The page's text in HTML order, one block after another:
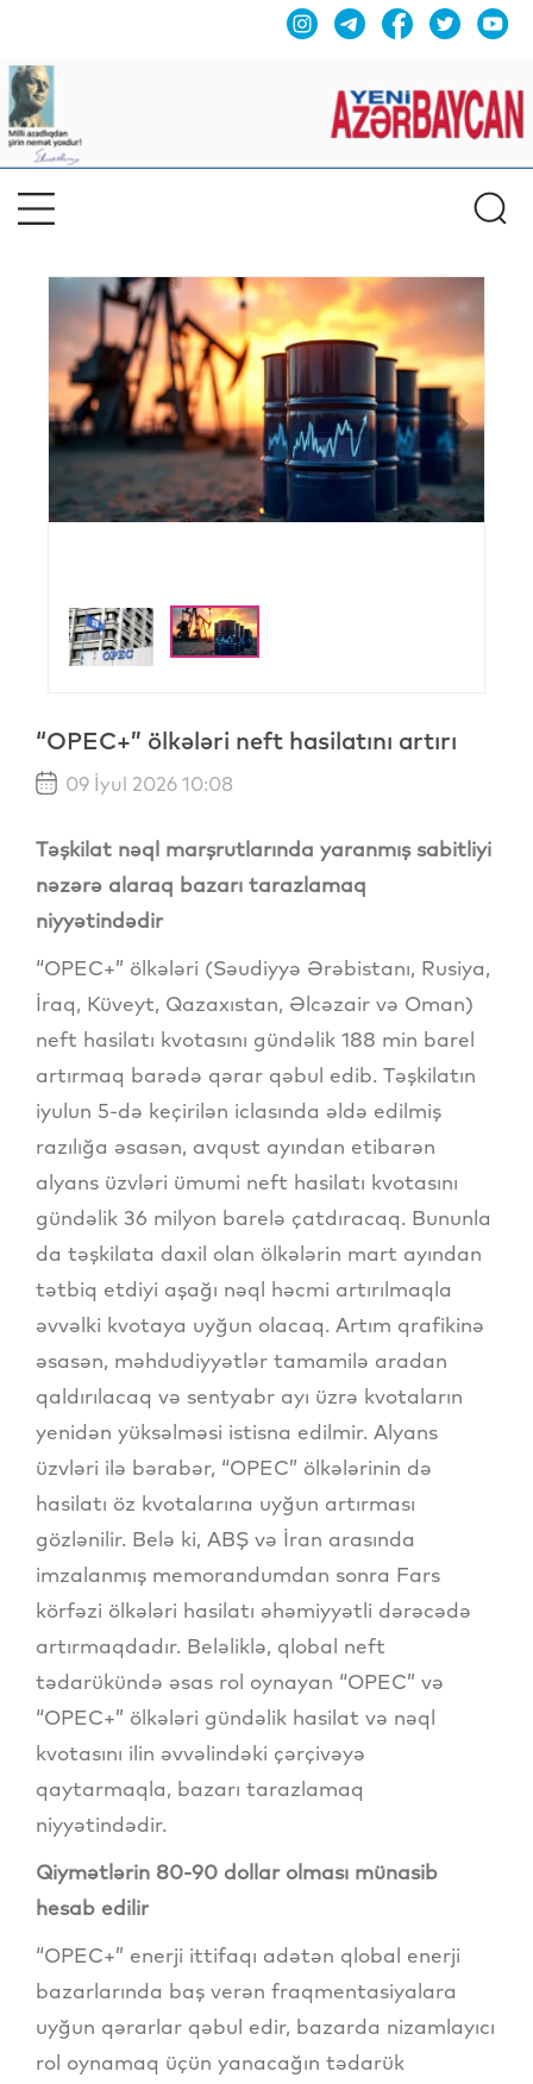
Previous
“OPEC+” ölkələri neft hasilatını artırı
09 İyul 2026 10:08
Təşkilat nəql marşrutlarında yaranmış sabitliyi
nəzərə alaraq bazarı tarazlamaq
niyyətindədir
“OPEC+” ölkələri (Səudiyyə Ərəbistanı, Rusiya,
İraq, Küveyt, Qazaxıstan, Əlcəzair və Oman)
neft hasilatı kvotasını gündəlik 188 min barel
artırmaq barədə qərar qəbul edib. Təşkilatın
iyulun 5-də keçirilən iclasında əldə edilmiş
razılığa əsasən, avqust ayından etibarən
alyans üzvləri ümumi neft hasilatı kvotasını
gündəlik 36 milyon barelə çatdıracaq. Bununla
da təşkilata daxil olan ölkələrin mart ayından
tətbiq etdiyi aşağı nəql həcmi artırılmaqla
əvvəlki kvotaya uyğun olacaq. Artım qrafikinə
əsasən, məhdudiyyətlər tamamilə aradan
qaldırılacaq və sentyabr ayı üzrə kvotaların
yenidən yüksəlməsi istisna edilmir. Alyans
üzvləri ilə bərabər, “OPEC” ölkələrinin də
hasilatı öz kvotalarına uyğun artırması
gözlənilir. Belə ki, ABŞ və İran arasında
imzalanmış memorandumdan sonra Fars
körfəzi ölkələri hasilatı əhəmiyyətli dərəcədə
artırmaqdadır. Beləliklə, qlobal neft
tədarükündə əsas rol oynayan “OPEC” və
“OPEC+” ölkələri gündəlik hasilat və nəql
kvotasını ilin əvvəlindəki çərçivəyə
qaytarmaqla, bazarı tarazlamaq
niyyətindədir.
Qiymətlərin 80-90 dollar olması münasib
hesab edilir
“OPEC+” enerji ittifaqı adətən qlobal enerji
bazarlarında baş verən fraqmentasiyalara
uyğun qərarlar qəbul edir, bazarda nizamlayıcı
rol oynamaq üçün yanacağın tədarük